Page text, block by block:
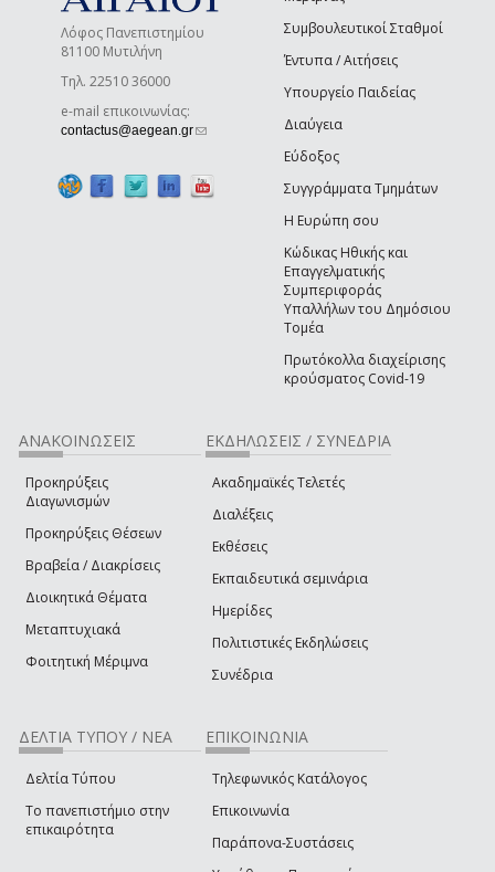
Λόφος Πανεπιστημίου
81100 Μυτιλήνη
Τηλ. 22510 36000
e-mail επικοινωνίας:
contactus@aegean.gr(link sends e-mail)
Συμβουλευτικοί Σταθμοί
Έντυπα / Αιτήσεις
Υπουργείο Παιδείας
Διαύγεια
Εύδοξος
Συγγράμματα Τμημάτων
Η Ευρώπη σου
Κώδικας Ηθικής και
Επαγγελματικής
Συμπεριφοράς
Υπαλλήλων του Δημόσιου
Τομέα
Πρωτόκολλα διαχείρισης
κρούσματος Covid-19
ΑΝΑΚΟΙΝΩΣΕΙΣ
Προκηρύξεις
Διαγωνισμών
Προκηρύξεις Θέσεων
Βραβεία / Διακρίσεις
Διοικητικά Θέματα
Μεταπτυχιακά
Φοιτητική Μέριμνα
ΕΚΔΗΛΩΣΕΙΣ / ΣΥΝΕΔΡΙΑ
Ακαδημαϊκές Τελετές
Διαλέξεις
Εκθέσεις
Εκπαιδευτικά σεμινάρια
Ημερίδες
Πολιτιστικές Εκδηλώσεις
Συνέδρια
ΔΕΛΤΙΑ ΤΥΠΟΥ / ΝΕΑ
Δελτία Τύπου
Το πανεπιστήμιο στην
επικαιρότητα
ΕΠΙΚΟΙΝΩΝΙΑ
Τηλεφωνικός Κατάλογος
Επικοινωνία
Παράπονα-Συστάσεις